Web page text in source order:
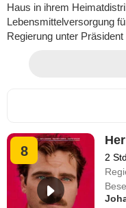
Haus in ihrem
Lebensmittelversorgung
Regierung unter
8
Her
2